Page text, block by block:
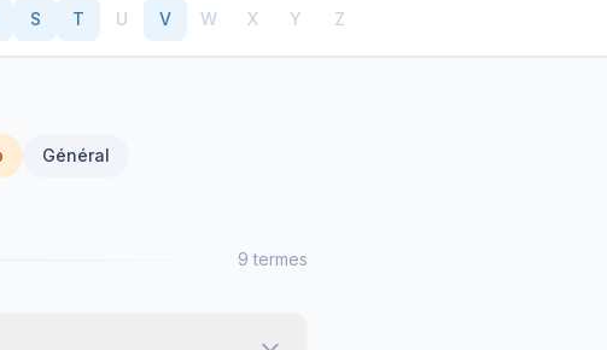
S T U V W X Y Z
Général
9 termes